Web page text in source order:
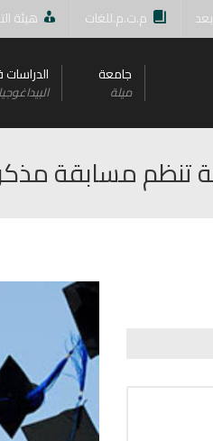
م.ت.م.للغات هيئة
جامعة
ميلة
الدراسات
البيداغوجيا
مذكرتي في 90 ثانية